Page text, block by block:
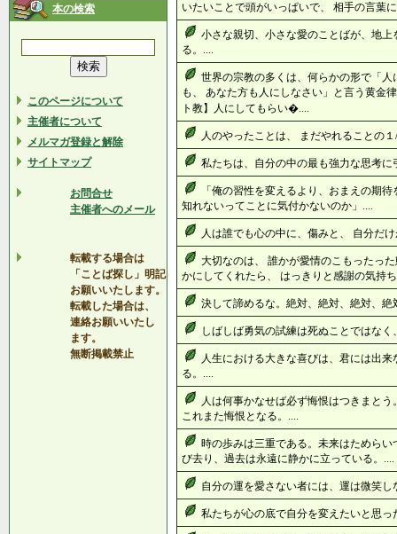
本の検索
このページについて
主催者について
メルマガ登録と解除
サイトマップ
お問合せ
主催者へのメール
転載する場合は
「ことば探し」明記
お願いいたします。
転載した場合は、
連絡お願いいたし
ます。
無断掲載禁止
いたいことで頭がいっぱいで、 相手の言葉
小さな親切、小さな愛のことばが、地
る。....
世界の宗教の多くは、何らかの形で「
も、 あなた方も人にしなさい」と言う黄金
ト教】人にしてもらい�....
人のやったことは、 まだやれることの
私たちは、自分の中の最も強力な思考
「俺の習性を変えるより、おまえの期
知れないってことに気付かないのか」....
人は誰でも心の中に、傷みと、 自分だ
大切なのは、 誰かが愛情のこもったっ
かにしてくれたら、 はっきりと感謝の気持
決して諦めるな。絶対、絶対、絶対、絶
しばしば勇気の試練は死ぬことではな
人生における大きな喜びは、君には出
る。....
人は何事かなせば必ず悔恨はつきまと
これまた悔恨となる。....
時の歩みは三重である。未来はためら
び去り、過去は永遠に静かに立っている。....
自分の運を愛さない者には、運は微笑し
私たちが心の底で自分を変えたいと思